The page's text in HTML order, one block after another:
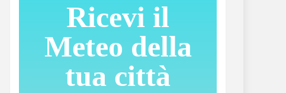
Ricevi il
Meteo della
tua città